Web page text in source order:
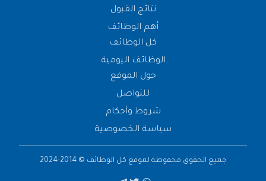
نتائج القبول
أهم الوظائف
كل الوظائف
الوظائف اليومية
حول الموقع
للتواصل
شروط وأحكام
سياسة الخصوصية
جميع الحقوق محفوظة لموقع كل الوظائف © 2014-2024